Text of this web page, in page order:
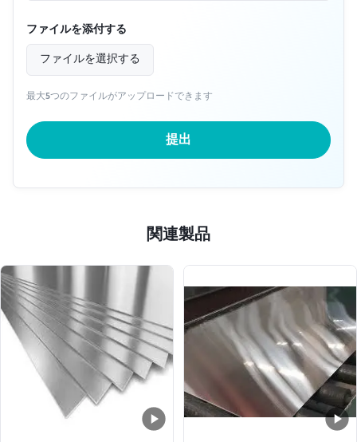
ファイルを添付する
ファイルを選択する
最大5つのファイルがアップロードできます
提出
関連製品